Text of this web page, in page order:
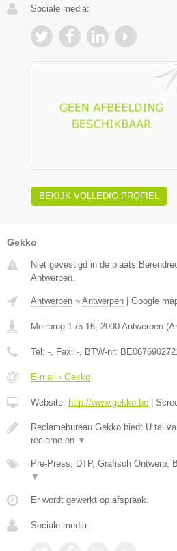
Sociale media:
BEKIJK VOLLEDIG PROFIEL
Gekko
Niet gevestigd in de plaats
Antwerpen.
Antwerpen » Antwerpen Google
Meirbrug 1 /5.16 2000 Antwerpen (
Tel: - , Fax: - , BTW-nr:
E-mail › Gekko
Website: http://www.gekko.be
Reclamebureau Gekko biedt U tal
reclame en ▼
Pre-Press, DTP, Grafisch Ontwerp,
▼
Er wordt gewerkt op afspraak.
Sociale media: